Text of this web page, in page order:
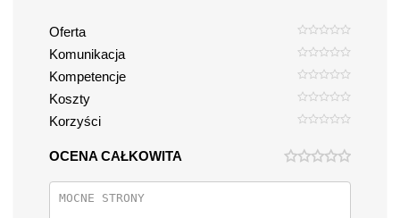
Oferta
Komunikacja
Kompetencje
Koszty
Korzyści
OCENA CAŁKOWITA